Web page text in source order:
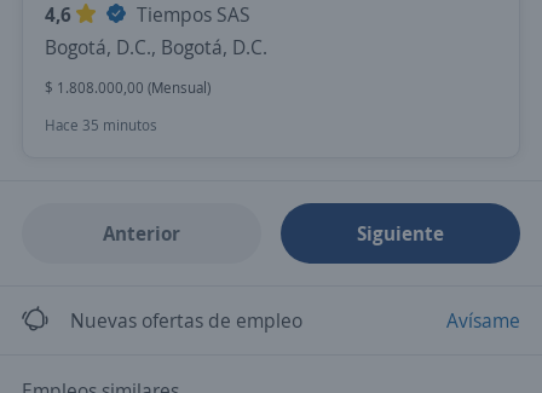
4,6
Tiempos SAS
Bogotá, D.C., Bogotá, D.C.
$ 1.808.000,00 (Mensual)
Hace 35 minutos
Anterior Siguiente
Nuevas ofertas de empleo Avísame